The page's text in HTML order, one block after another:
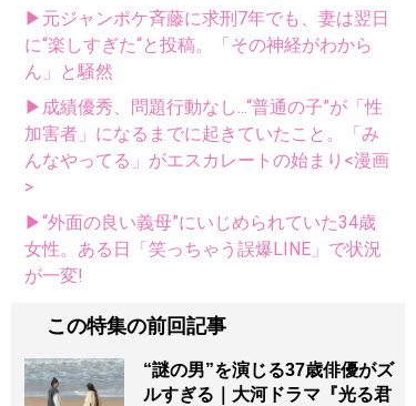
▶元ジャンポケ斉藤に求刑7年でも、妻は翌日
に“楽しすぎた“と投稿。「その神経がわから
ん」と騒然
▶成績優秀、問題行動なし...“普通の子”が「性
加害者」になるまでに起きていたこと。「み
んなやってる」がエスカレートの始まり<漫画
>
▶“外面の良い義母”にいじめられていた34歳
女性。ある日「笑っちゃう誤爆LINE」で状況
が一変!
この特集の前回記事
“謎の男”を演じる37歳俳優がズ
ルすぎる｜大河ドラマ『光る君